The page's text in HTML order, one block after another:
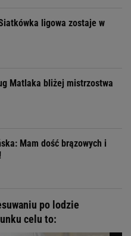
ligowa zostaje w
Matlaka bliżej mistrzostwa
Mam dość brązowych i
po lodzie
celu to: